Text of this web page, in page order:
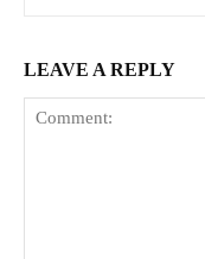
LEAVE A REPLY